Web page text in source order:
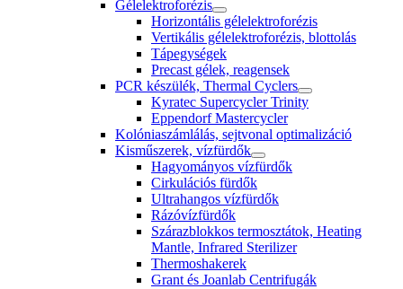
Gélelektroforézis
Horizontális gélelektroforézis
Vertikális gélelektroforézis, blottolás
Tápegységek
Precast gélek, reagensek
PCR készülék, Thermal Cyclers
Kyratec Supercycler Trinity
Eppendorf Mastercycler
Kolóniaszámlálás, sejtvonal optimalizáció
Kisműszerek, vízfürdők
Hagyományos vízfürdők
Cirkulációs fürdők
Ultrahangos vízfürdők
Rázóvízfürdők
Szárazblokkos termosztátok, Heating
Mantle, Infrared Sterilizer
Thermoshakerek
Grant és Joanlab Centrifugák